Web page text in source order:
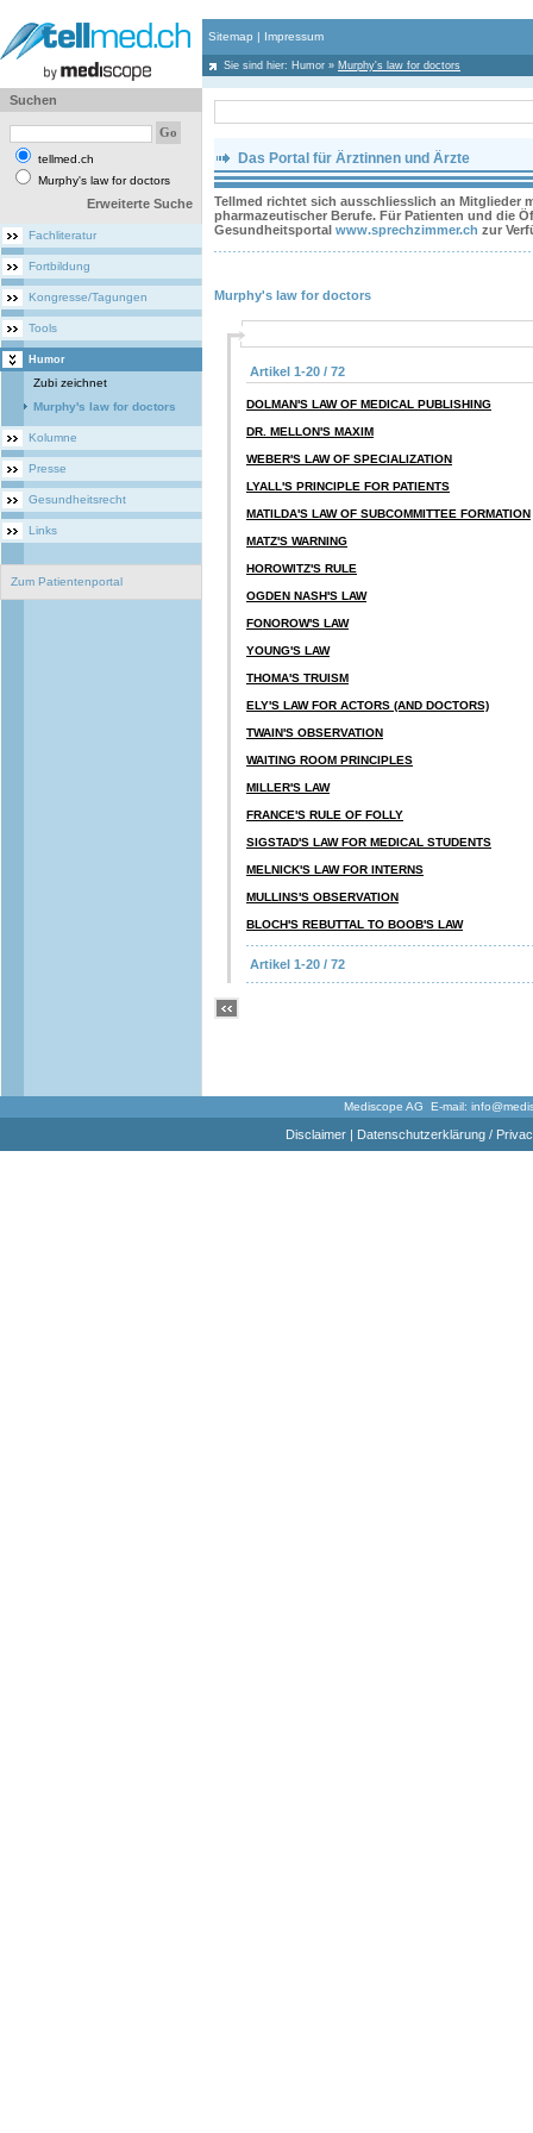
Sitemap | Impressum
Sie sind hier: Humor » Murphy's law for doctors
Suchen
tellmed.ch
Murphy's law for doctors
Erweiterte Suche
Fachliteratur
Fortbildung
Kongresse/Tagungen
Tools
Humor
Zubi zeichnet
Murphy's law for doctors
Kolumne
Presse
Gesundheitsrecht
Links
Zum Patientenportal
Das Portal für Ärztinnen und Ärzte
Tellmed richtet sich ausschliesslich an Mitglieder
pharmazeutischer Berufe. Für Patienten und die
Gesundheitsportal www.sprechzimmer.ch zur
Murphy's law for doctors
Artikel 1-20 / 72
DOLMAN'S LAW OF MEDICAL PUBLISHING
DR. MELLON'S MAXIM
WEBER'S LAW OF SPECIALIZATION
LYALL'S PRINCIPLE FOR PATIENTS
MATILDA'S LAW OF SUBCOMMITTEE FORMATION
MATZ'S WARNING
HOROWITZ'S RULE
OGDEN NASH'S LAW
FONOROW'S LAW
YOUNG'S LAW
THOMA'S TRUISM
ELY'S LAW FOR ACTORS (AND DOCTORS)
TWAIN'S OBSERVATION
WAITING ROOM PRINCIPLES
MILLER'S LAW
FRANCE'S RULE OF FOLLY
SIGSTAD'S LAW FOR MEDICAL STUDENTS
MELNICK'S LAW FOR INTERNS
MULLINS'S OBSERVATION
BLOCH'S REBUTTAL TO BOOB'S LAW
Artikel 1-20 / 72
Mediscope AG E-mail:
Disclaimer| Datenschutzerklärung /